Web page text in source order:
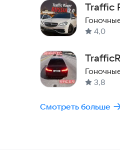
Traffic
4,0
3,8
Смотреть больше